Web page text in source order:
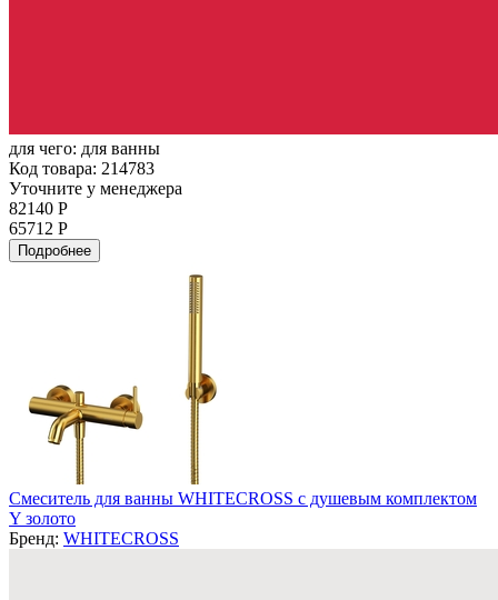
для чего: для ванны
Код товара: 214783
Уточните у менеджера
82140 Р
65712 Р
Подробнее
Смеситель для ванны WHITECROSS с душевым комплектом
Y золото
Бренд: WHITECROSS